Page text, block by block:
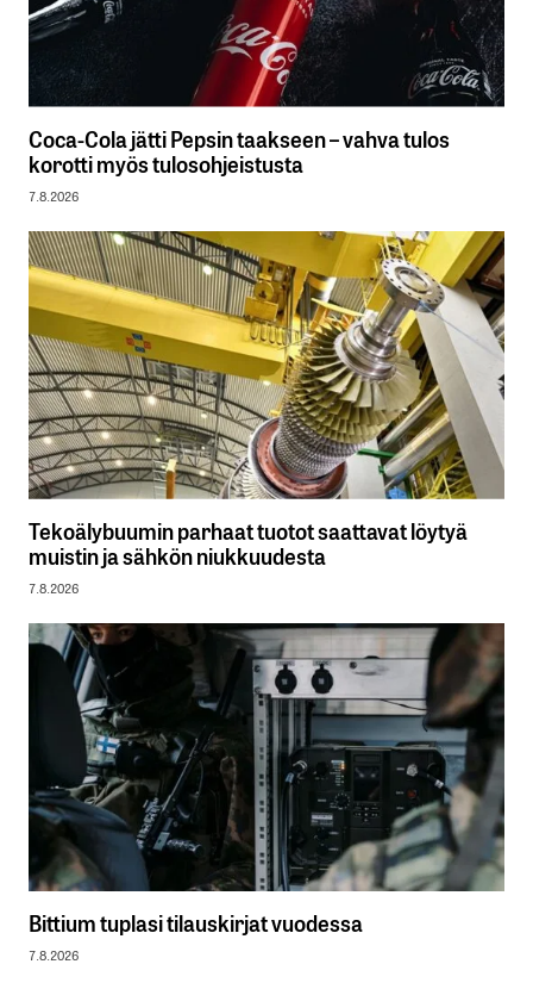
Coca-Cola jätti Pepsin taakseen – vahva tulos
korotti myös tulosohjeistusta
7.8.2026
Tekoälybuumin parhaat tuotot saattavat löytyä
muistin ja sähkön niukkuudesta
7.8.2026
Bittium tuplasi tilauskirjat vuodessa
7.8.2026